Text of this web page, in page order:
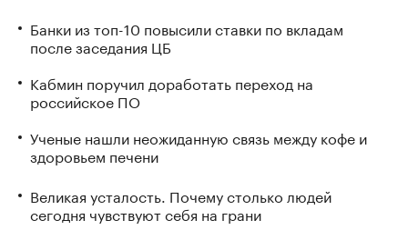
Банки из топ-10 повысили ставки по вкладам
после заседания ЦБ
Кабмин поручил доработать переход на
российское ПО
Ученые нашли неожиданную связь между кофе и
здоровьем печени
Великая усталость. Почему столько людей
сегодня чувствуют себя на грани